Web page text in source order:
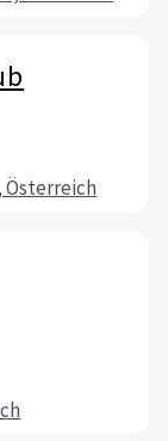
Österreich